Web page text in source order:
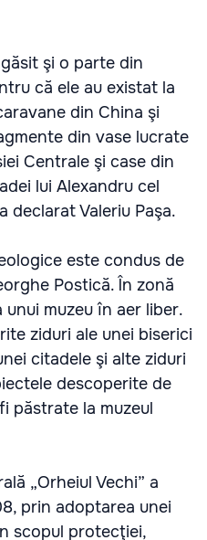
şi o parte din
că ele au existat la
din China şi
din vase lucrate
Centrale şi case din
lui Alexandru cel
declarat Valeriu Paşa.
este condus de
Postică. În zonă
muzeu în aer liber.
ziduri ale unei biserici
citadele şi alte ziduri
descoperite de
păstrate la muzeul
„Orheiul Vechi” a
prin adoptarea unei
scopul protecţiei,